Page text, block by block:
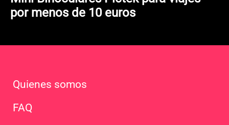
por menos de 10 euros
Quienes somos
FAQ